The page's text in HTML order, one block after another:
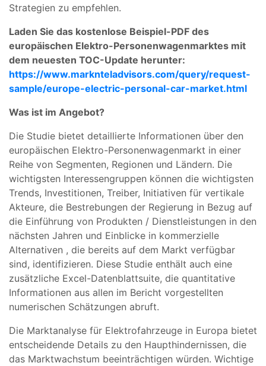
Strategien zu empfehlen.
Laden Sie das kostenlose Beispiel-PDF des
europäischen Elektro-Personenwagenmarktes mit
dem neuesten TOC-Update herunter:
https://www.marknteladvisors.com/query/request-
sample/europe-electric-personal-car-market.html
Was ist im Angebot?
Die Studie bietet detaillierte Informationen über den
europäischen Elektro-Personenwagenmarkt in einer
Reihe von Segmenten, Regionen und Ländern. Die
wichtigsten Interessengruppen können die wichtigsten
Trends, Investitionen, Treiber, Initiativen für vertikale
Akteure, die Bestrebungen der Regierung in Bezug auf
die Einführung von Produkten / Dienstleistungen in den
nächsten Jahren und Einblicke in kommerzielle
Alternativen , die bereits auf dem Markt verfügbar
sind, identifizieren. Diese Studie enthält auch eine
zusätzliche Excel-Datenblattsuite, die quantitative
Informationen aus allen im Bericht vorgestellten
numerischen Schätzungen abruft.
Die Marktanalyse für Elektrofahrzeuge in Europa bietet
entscheidende Details zu den Haupthindernissen, die
das Marktwachstum beeinträchtigen würden. Wichtige